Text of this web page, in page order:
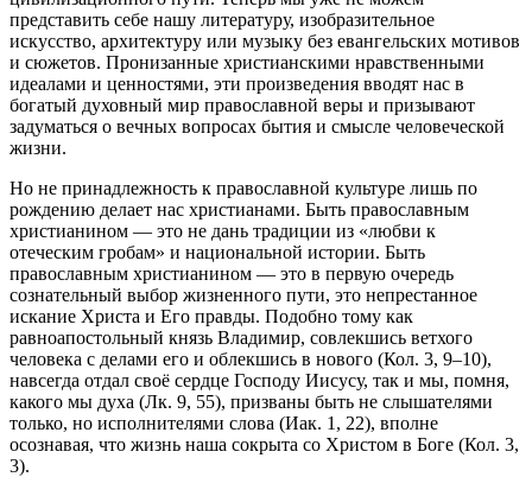
представить себе нашу литературу, изобразительное
искусство, архитектуру или музыку без евангельских мотивов
и сюжетов. Пронизанные христианскими нравственными
идеалами и ценностями, эти произведения вводят нас в
богатый духовный мир православной веры и призывают
задуматься о вечных вопросах бытия и смысле человеческой
жизни.
Но не принадлежность к православной культуре лишь по
рождению делает нас христианами. Быть православным
христианином — это не дань традиции из «любви к
отеческим гробам» и национальной истории. Быть
православным христианином — это в первую очередь
сознательный выбор жизненного пути, это непрестанное
искание Христа и Его правды. Подобно тому как
равноапостольный князь Владимир, совлекшись ветхого
человека с делами его и облекшись в нового (Кол. 3, 9–10),
навсегда отдал своё сердце Господу Иисусу, так и мы, помня,
какого мы духа (Лк. 9, 55), призваны быть не слышателями
только, но исполнителями слова (Иак. 1, 22), вполне
осознавая, что жизнь наша сокрыта со Христом в Боге (Кол. 3,
3).